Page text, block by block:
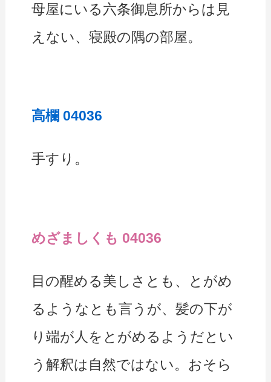
母屋にいる六条御息所からは見
えない、寝殿の隅の部屋。
高欄 04036
手すり。
めざましくも 04036
目の醒める美しさとも、とがめ
るようなとも言うが、髪の下が
り端が人をとがめるようだとい
う解釈は自然ではない。おそら